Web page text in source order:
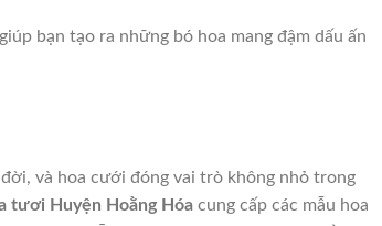
bạn tạo ra những bó hoa mang đậm dấu ấn
và hoa cưới đóng vai trò không nhỏ trong
tươi Huyện Hoằng Hóa cung cấp các mẫu hoa